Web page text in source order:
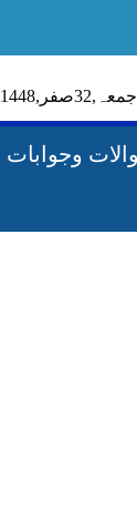
جمعہ‬‮, 23صفر‬, 1448ء
وجوابات